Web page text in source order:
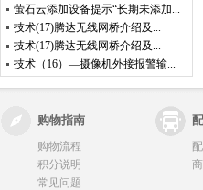
萤石云添加设备提示“长期未添加...
技术(17)腾达无线网桥介绍及...
技术(17)腾达无线网桥介绍及...
技术（16）—摄像机外接报警输...
购物指南
购物流程
积分说明
常见问题